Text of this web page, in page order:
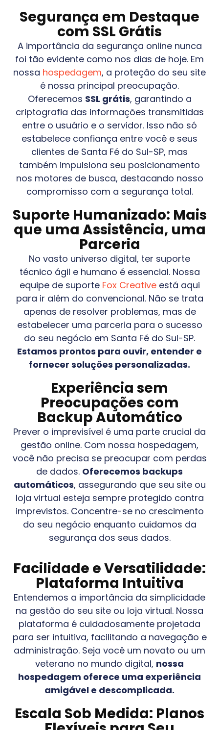
Segurança em Destaque
com SSL Grátis
A importância da segurança online nunca
foi tão evidente como nos dias de hoje. Em
nossa hospedagem, a proteção do seu site
é nossa principal preocupação.
Oferecemos SSL grátis, garantindo a
criptografia das informações transmitidas
entre o usuário e o servidor. Isso não só
estabelece confiança entre você e seus
clientes de Santa Fé do Sul-SP, mas
também impulsiona seu posicionamento
nos motores de busca, destacando nosso
compromisso com a segurança total.
Suporte Humanizado: Mais
que uma Assistência, uma
Parceria
No vasto universo digital, ter suporte
técnico ágil e humano é essencial. Nossa
equipe de suporte Fox Creativeestá aqui
para ir além do convencional. Não se trata
apenas de resolver problemas, mas de
estabelecer uma parceria para o sucesso
do seu negócio em Santa Fé do Sul-SP.
Estamos prontos para ouvir, entender e
fornecer soluções personalizadas.
Experiência sem
Preocupações com
Backup Automático
Prever o imprevisível é uma parte crucial da
gestão online. Com nossa hospedagem,
você não precisa se preocupar com perdas
de dados. Oferecemos backups
automáticos, assegurando que seu site ou
loja virtual esteja sempre protegido contra
imprevistos. Concentre-se no crescimento
do seu negócio enquanto cuidamos da
segurança dos seus dados.
Facilidade e Versatilidade:
Plataforma Intuitiva
Entendemos a importância da simplicidade
na gestão do seu site ou loja virtual. Nossa
plataforma é cuidadosamente projetada
para ser intuitiva, facilitando a navegação e
administração. Seja você um novato ou um
veterano no mundo digital, nossa
hospedagem oferece uma experiência
amigável e descomplicada.
Escala Sob Medida: Planos